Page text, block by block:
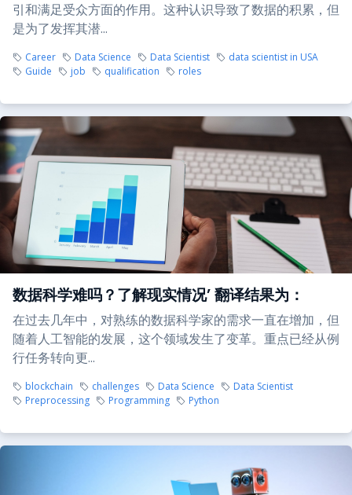
引和满足受众方面的作用。这种认识导致了数据的积累，但
是为了发挥其潜...
Career Data Science Data Scientist
data scientist in USA
Guide
job qualification roles
数据科学难吗？了解现实情况’ 翻译结果为：
在过去几年中，对熟练的数据科学家的需求一直在增加，但
随着人工智能的发展，这个领域发生了变革。重点已经从例
行任务转向更...
blockchain challenges Data Science
Data Scientist
Preprocessing
Programming Python